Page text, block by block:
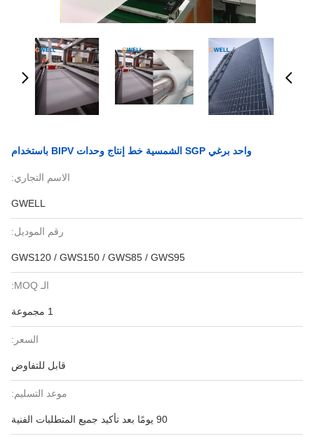
واحد برغي SGP الشمسية خط إنتاج وحدات BIPV باستخدام
الاسم التجاري:
GWELL
رقم الموديل:
GWS120 / GWS150 / GWS85 / GWS95
الـ MOQ:
السعر:
قابل للتفاوض
موعد التسليم:
90 يومًا بعد تأكيد جميع المتطلبات الفنية